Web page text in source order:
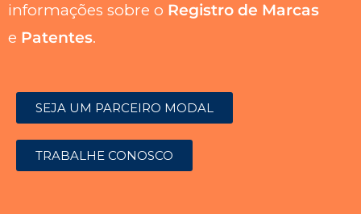
informações sobre o Registro de Marcas
e Patentes.
SEJA UM PARCEIRO MODAL
TRABALHE CONOSCO